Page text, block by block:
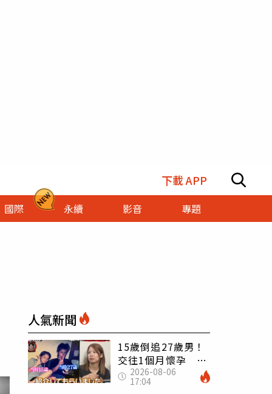
下載 APP
國際 永續 影音 專題
人氣新聞
15歲倒追27歲男！
交往1個月懷孕 36
歲當阿嬤故事曝光
2026-08-06
17:04